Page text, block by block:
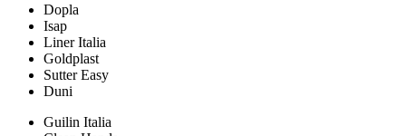
Dopla
Isap
Liner Italia
Goldplast
Sutter Easy
Duni
Guilin Italia